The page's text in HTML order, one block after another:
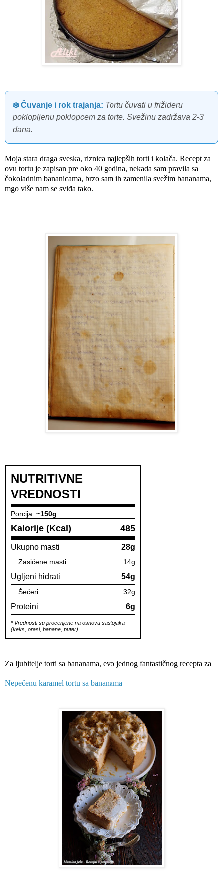
❄️ Čuvanje i rok trajanja: Tortu čuvati u frižideru
poklopljenu poklopcem za torte. Svežinu zadržava 2-3
dana.
Moja stara draga sveska, riznica najlepših torti i kolača. Recept za
ovu tortu je zapisan pre oko 40 godina, nekada sam pravila sa
čokoladnim bananicama, brzo sam ih zamenila svežim bananama,
mgo više nam se sviđa tako.
NUTRITIVNE
VREDNOSTI
Porcija: ~150g
Kalorije (Kcal) 485
Ukupno masti 28g
Zasićene masti 14g
Ugljeni hidrati 54g
Šećeri 32g
Proteini 6g
* Vrednosti su procenjene na osnovu sastojaka
(keks, orasi, banane, puter).
Za ljubitelje torti sa bananama, evo jednog fantastičnog recepta za
Nepečenu karamel tortu sa bananama